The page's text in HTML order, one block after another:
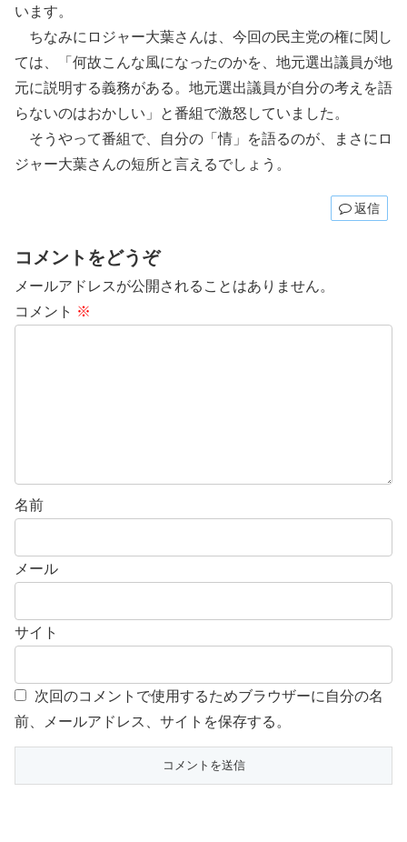
います。
ちなみにロジャー大葉さんは、今回の民主党の権に関し
ては、「何故こんな風になったのかを、地元選出議員が地
元に説明する義務がある。地元選出議員が自分の考えを語
らないのはおかしい」と番組で激怒していました。
そうやって番組で、自分の「情」を語るのが、まさにロ
ジャー大葉さんの短所と言えるでしょう。
返信
コメントをどうぞ
メールアドレスが公開されることはありません。
コメント ※
名前
メール
サイト
次回のコメントで使用するためブラウザーに自分の名
前、メールアドレス、サイトを保存する。